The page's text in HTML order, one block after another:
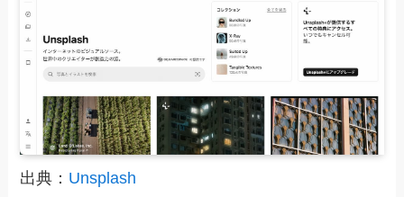
出典： Unsplash